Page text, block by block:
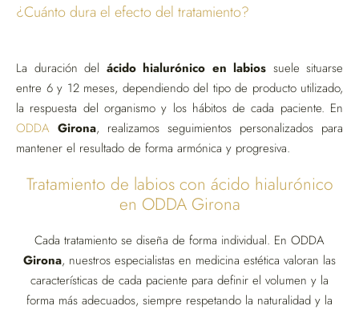
¿Cuánto dura el efecto del tratamiento?
La duración del ácido hialurónico en labios suele situarse
entre 6 y 12 meses, dependiendo del tipo de producto utilizado,
la respuesta del organismo y los hábitos de cada paciente. En
ODDA Girona, realizamos seguimientos personalizados para
mantener el resultado de forma armónica y progresiva.
Tratamiento de labios con ácido hialurónico
en ODDA Girona
Cada tratamiento se diseña de forma individual. En ODDA
Girona, nuestros especialistas en medicina estética valoran las
características de cada paciente para definir el volumen y la
forma más adecuados, siempre respetando la naturalidad y la